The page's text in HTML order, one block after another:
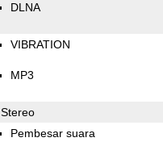
DLNA
VIBRATION
MP3
Stereo
Pembesar suara